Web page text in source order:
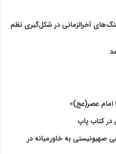
آخرالزمانی در شکل‌گیری نظم
در کتاب پاپ
صهیونیستی به خاورمیانه در